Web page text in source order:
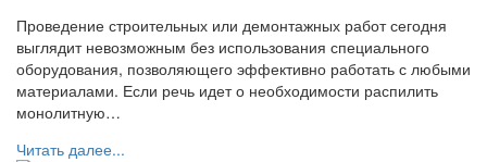
Проведение строительных или демонтажных работ сегодня
выглядит невозможным без использования специального
оборудования, позволяющего эффективно работать с любыми
материалами. Если речь идет о необходимости распилить
монолитную…
Читать далее...